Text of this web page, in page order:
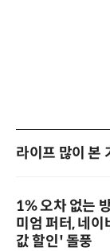
라이프 많이 본
1% 오차 없는
미엄 퍼터, 네
값 할인' 돌풍